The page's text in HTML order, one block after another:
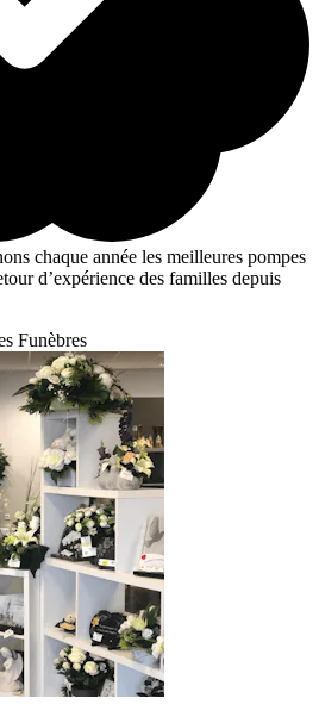
chaque année les meilleures pompes
d’expérience des familles depuis
Funèbres